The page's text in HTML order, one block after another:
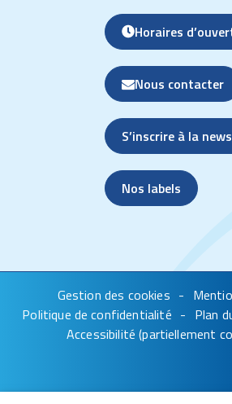
Horaires
Nous contacter
S’inscrire à la
Nos labels
Gestion des cookies
Politique de confidentialité
Plan
Accessibilité (partiellement